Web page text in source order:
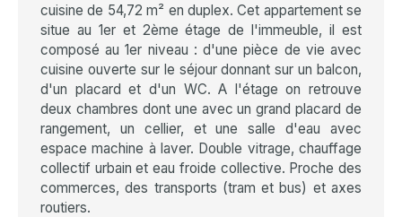
cuisine de 54,72 m² en duplex. Cet appartement se
situe au 1er et 2ème étage de l'immeuble, il est
composé au 1er niveau : d'une pièce de vie avec
cuisine ouverte sur le séjour donnant sur un balcon,
d'un placard et d'un WC. A l'étage on retrouve
deux chambres dont une avec un grand placard de
rangement, un cellier, et une salle d'eau avec
espace machine à laver. Double vitrage, chauffage
collectif urbain et eau froide collective. Proche des
commerces, des transports (tram et bus) et axes
routiers.